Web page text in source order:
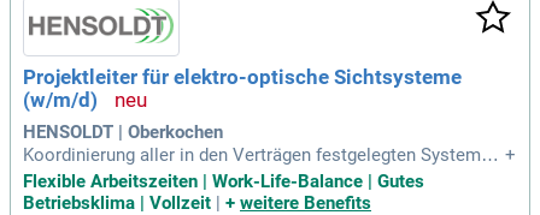
Projektleiter für elektro-optische Sichtsysteme
(w/m/d)
HENSOLDT | Oberkochen
Koordinierung aller in den Verträgen festgelegten Systemsp
ezifikationen und enge Abstimmung mit den Produktmanag
ern; Koordinierung von Systemqualifikationen und Serienein
+
Flexible Arbeitszeiten | Work-Life-Balance | Gutes
Betriebsklima | Vollzeit | + weitere Benefits